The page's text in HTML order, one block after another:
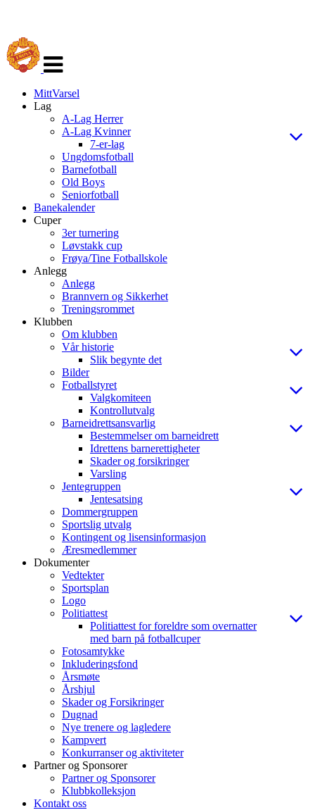
navigasjon
MittVarsel
Lag
A-Lag Herrer
A-Lag Kvinner
7-er-lag
Ungdomsfotball
Barnefotball
Old Boys
Seniorfotball
Banekalender
Cuper
3er turnering
Løvstakk cup
Frøya/Tine Fotballskole
Anlegg
Anlegg
Brannvern og Sikkerhet
Treningsrommet
Klubben
Om klubben
Vår historie
Slik begynte det
Bilder
Fotballstyret
Valgkomiteen
Kontrollutvalg
Barneidrettsansvarlig
Bestemmelser om barneidrett
Idrettens barnerettigheter
Skader og forsikringer
Varsling
Jentegruppen
Jentesatsing
Dommergruppen
Sportslig utvalg
Kontingent og lisensinformasjon
Æresmedlemmer
Dokumenter
Vedtekter
Sportsplan
Logo
Politiattest
Politiattest for foreldre som overnatter
med barn på fotballcuper
Fotosamtykke
Inkluderingsfond
Årsmøte
Årshjul
Skader og Forsikringer
Dugnad
Nye trenere og lagledere
Kampvert
Konkurranser og aktiviteter
Partner og Sponsorer
Partner og Sponsorer
Klubbkolleksjon
Kontakt oss